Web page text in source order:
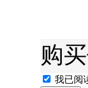
购
我已阅